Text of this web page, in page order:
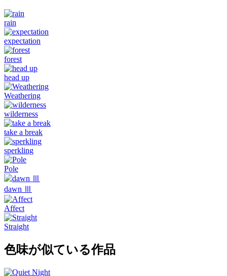
rain
expectation
forest
head up
Weathering
wilderness
take a break
sperkling
Pole
dawn Ⅲ
Affect
Straight
色味が似ている作品